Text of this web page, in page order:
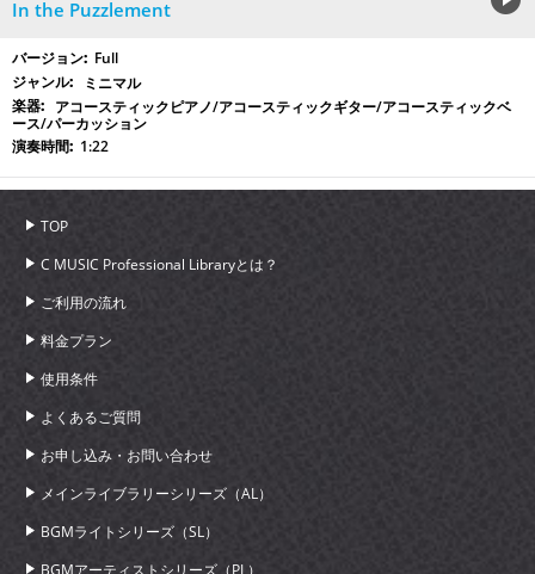
In the Puzzlement
Full
ミニマル
アコースティックピアノ/アコースティックギター/アコースティックベ
ース/パーカッション
1:22
TOP
C MUSIC Professional Libraryとは？
ご利用の流れ
料金プラン
使用条件
よくあるご質問
お申し込み・お問い合わせ
メインライブラリーシリーズ（AL）
BGMライトシリーズ（SL）